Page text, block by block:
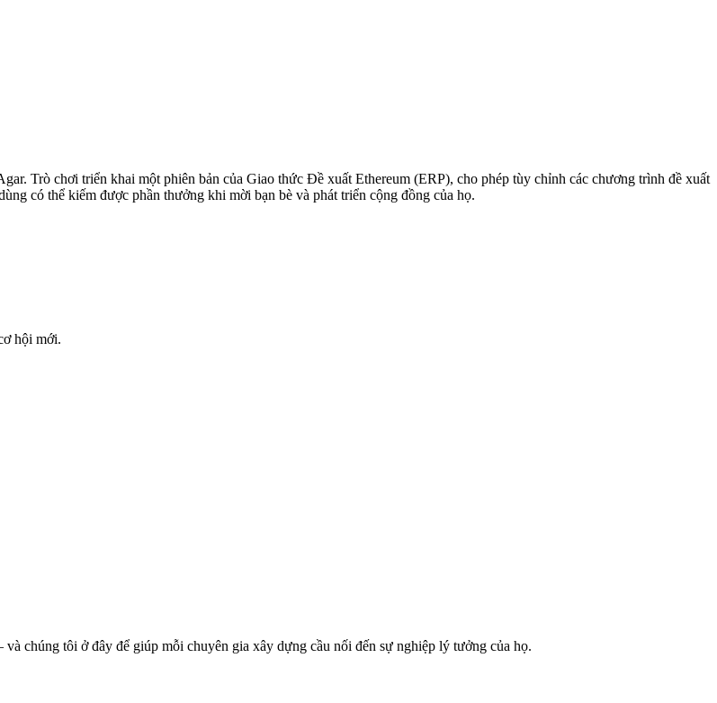
Trò chơi triển khai một phiên bản của Giao thức Đề xuất Ethereum (ERP), cho phép tùy chỉnh các chương trình đề xuất
có thể kiếm được phần thưởng khi mời bạn bè và phát triển cộng đồng của họ.
hội mới.
chúng tôi ở đây để giúp mỗi chuyên gia xây dựng cầu nối đến sự nghiệp lý tưởng của họ.